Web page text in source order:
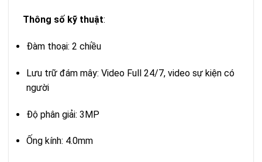
Thông số kỹ thuật:
Đàm thoại: 2 chiều
Lưu trữ đám mây: Video Full 24/7, video sự kiện có
người
Độ phân giải: 3MP
Ống kính: 4.0mm